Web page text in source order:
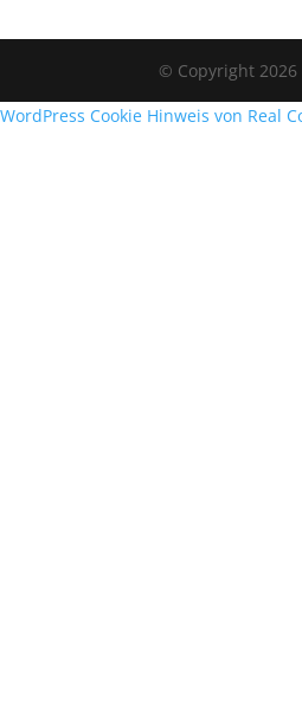
© Copyright 2026
WordPress Cookie Hinweis von Real